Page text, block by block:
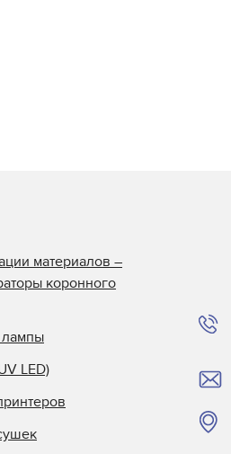
материалов –
коронного
LED)